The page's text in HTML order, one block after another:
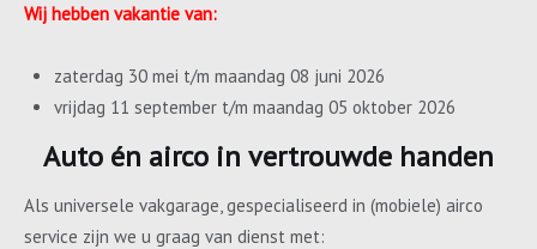
Wij hebben vakantie van:
zaterdag 30 mei t/m maandag 08 juni 2026
vrijdag 11 september t/m maandag 05 oktober 2026
Auto én airco in vertrouwde handen
Als universele vakgarage, gespecialiseerd in (mobiele) airco
service zijn we u graag van dienst met: